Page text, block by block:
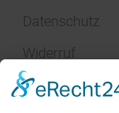
Datenschutz
Widerruf
Impressum